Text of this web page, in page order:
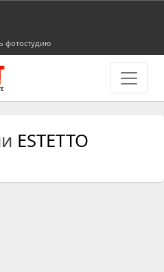
фотостудию
ESTETTO